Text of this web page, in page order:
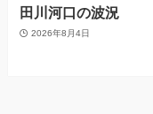
田川河口の波況
2026年8月4日